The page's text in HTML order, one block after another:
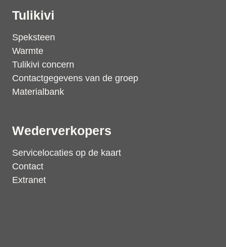
Tulikivi
Speksteen
Warmte
Tulikivi concern
Contactgegevens van de groep
Materialbank
Wederverkopers
Servicelocaties op de kaart
Contact
Extranet